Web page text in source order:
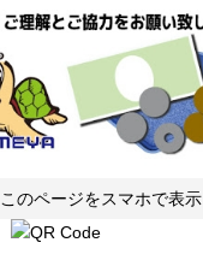
このページをスマホで表示